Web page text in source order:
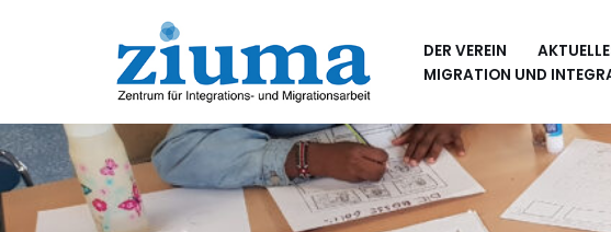
springen
DER VEREIN
MIGRATION UND